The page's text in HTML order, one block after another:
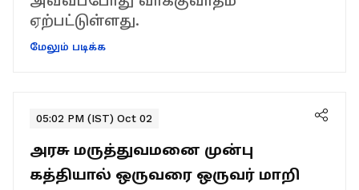
ஏற்பட்டுள்ளது.
மேலும் படிக்க
05:02 PM (IST) Oct 02
அரசு மருத்துவமனை முன்பு
கத்தியால் ஒருவரை ஒருவர் மாறி